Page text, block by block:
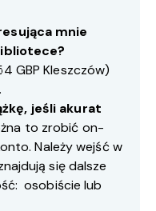
mnie
GBP Kleszczów)
.
jeśli akurat
to zrobić on-
Należy wejść w
się dalsze
osobiście lub